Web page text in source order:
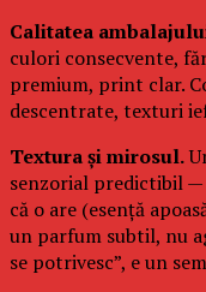
Calitatea
culori consecvente,
premium, print clar.
descentrate, texturi
Textura și mirosul.
senzorial predictibil
că o are (esență
un parfum subtil, nu
se potrivesc”, e un